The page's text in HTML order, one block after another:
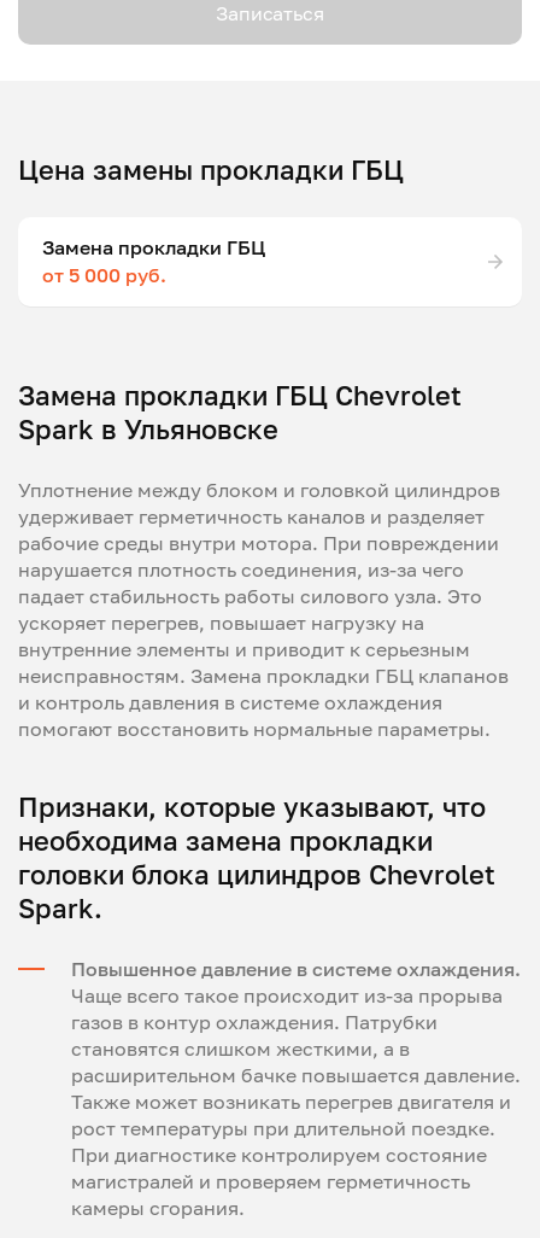
Записаться
Цена замены прокладки ГБЦ
Замена прокладки ГБЦ
от 5 000 руб.
Замена прокладки ГБЦ Chevrolet
Spark в Ульяновске
Уплотнение между блоком и головкой цилиндров
удерживает герметичность каналов и разделяет
рабочие среды внутри мотора. При повреждении
нарушается плотность соединения, из-за чего
падает стабильность работы силового узла. Это
ускоряет перегрев, повышает нагрузку на
внутренние элементы и приводит к серьезным
неисправностям. Замена прокладки ГБЦ клапанов
и контроль давления в системе охлаждения
помогают восстановить нормальные параметры.
Признаки, которые указывают, что
необходима замена прокладки
головки блока цилиндров Chevrolet
Spark.
Повышенное давление в системе охлаждения.
Чаще всего такое происходит из-за прорыва
газов в контур охлаждения. Патрубки
становятся слишком жесткими, а в
расширительном бачке повышается давление.
Также может возникать перегрев двигателя и
рост температуры при длительной поездке.
При диагностике контролируем состояние
магистралей и проверяем герметичность
камеры сгорания.